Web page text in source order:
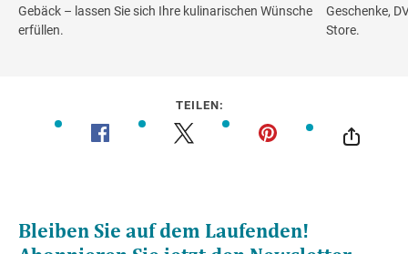
Gebäck – lassen Sie sich Ihre kulinarischen Wünsche
erfüllen.
Geschenke,
Store.
TEILEN: